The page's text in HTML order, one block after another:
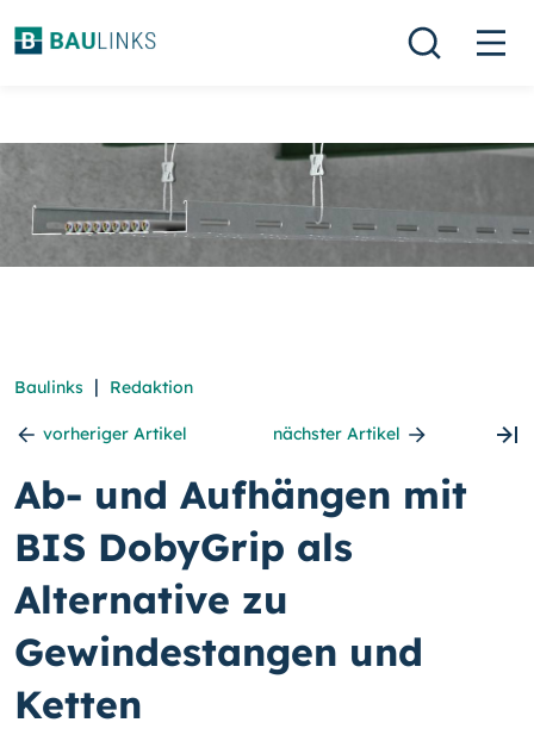
Baulinks | Redaktion
vorheriger Artikel nächster Artikel
Ab- und Aufhängen mit
BIS DobyGrip als
Alternative zu
Gewindestangen und
Ketten